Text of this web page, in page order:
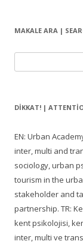
MAKALE ARA |
DIKKAT! |
EN: Urban
inter, multi and
sociology, urban
tourism in the
stakeholder and
partnership. TR:
kent psikolojisi,
inter, multi ve